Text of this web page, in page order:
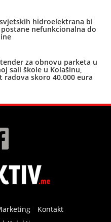
hidroelektrana bi
nefunkcionalna do
za obnovu parketa u
sali škole u Kolašinu,
radova skoro 40.000 eura
Kontakt